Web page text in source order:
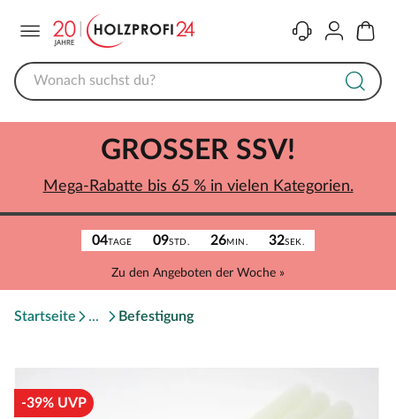
KontaktKonto
04TAGE 09STD. 26MIN. 32SEK.
Zu den Angeboten der Woche »
GROSSER SSV!
Mega-Rabatte bis 65 % in vielen Kategorien.
Startseite Befestigung
-39% UVP